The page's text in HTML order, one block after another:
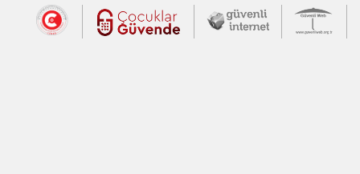
Dış Bağlantılar
Cumhurbaşkanlığı İletişim Merkezi
Çocuklar Güvende (yeni
Güvenli